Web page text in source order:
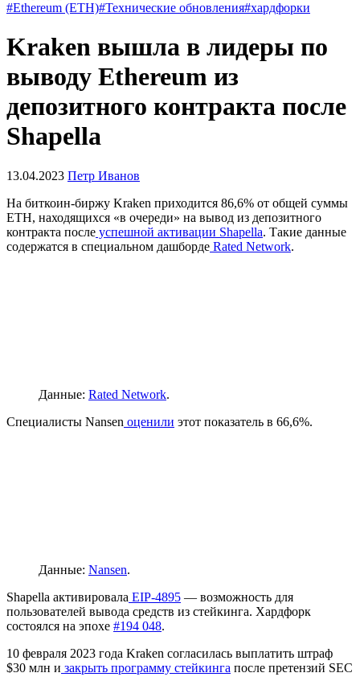
#Ethereum (ETH)#Технические обновления#хардфорки
Kraken вышла в лидеры по
выводу Ethereum из
депозитного контракта после
Shapella
13.04.2023 Петр Иванов
На биткоин-биржу Kraken приходится 86,6% от общей суммы
ETH, находящихся «в очереди» на вывод из депозитного
контракта после успешной активации Shapella. Такие данные
содержатся в специальном дашборде Rated Network.
Данные: Rated Network.
Специалисты Nansen оценили этот показатель в 66,6%.
Данные: Nansen.
Shapella активировала EIP-4895 — возможность для
пользователей вывода средств из стейкинга. Хардфорк
состоялся на эпохе #194 048.
10 февраля 2023 года Kraken cогласилась выплатить штраф
$30 млн и закрыть программу стейкинга после претензий SEC